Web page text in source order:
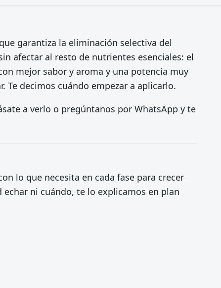
garantiza la eliminación selectiva del
afectar al resto de nutrientes esenciales: el
mejor sabor y aroma y una potencia muy
Te decimos cuándo empezar a aplicarlo.
a verlo o pregúntanos por WhatsApp y te
lo que necesita en cada fase para crecer
ni cuándo, te lo explicamos en plan